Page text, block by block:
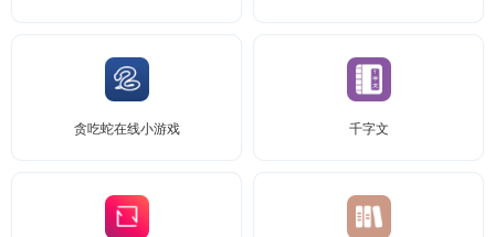
贪吃蛇在线小游戏 千字文